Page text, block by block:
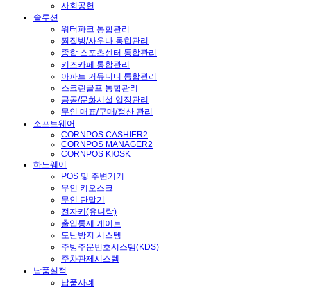
사회공헌
솔루션
워터파크 통합관리
찜질방/사우나 통합관리
종합 스포츠센터 통합관리
키즈카페 통합관리
아파트 커뮤니티 통합관리
스크린골프 통합관리
공공/문화시설 입장관리
무인 매표/구매/정산 관리
소프트웨어
CORNPOS CASHIER2
CORNPOS MANAGER2
CORNPOS KIOSK
하드웨어
POS 및 주변기기
무인 키오스크
무인 단말기
전자키(유니락)
출입통제 게이트
도난방지 시스템
주방주문번호시스템(KDS)
주차관제시스템
납품실적
납품사례